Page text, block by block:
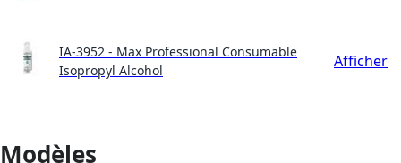
IA-3952 - Max Professional Consumable
Isopropyl Alcohol
Afficher
Modèles